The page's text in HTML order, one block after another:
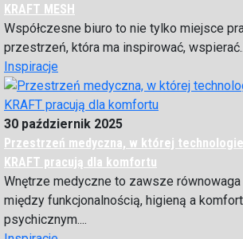
KRAFT MESH
Współczesne biuro to nie tylko miejsce
przestrzeń, która ma inspirować,
Inspiracje
30 październik 2025
Przestrzeń medyczna, w której technologie
KRAFT pracują dla komfortu
Wnętrze medyczne to zawsze równowaga
między funkcjonalnością, higieną a
psychicznym....